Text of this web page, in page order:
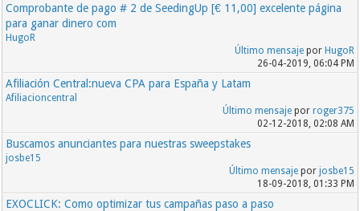
Comprobante de pago # 2 de SeedingUp [€ 11,00] excelente página
para ganar dinero com
HugoR
Último mensajepor HugoR
26-04-2019, 06:04 PM
Afiliación Central:nueva CPA para España y Latam
Afiliacioncentral
Último mensajepor roger375
02-12-2018, 02:08 AM
Buscamos anunciantes para nuestras sweepstakes
josbe15
Último mensajepor josbe15
18-09-2018, 01:33 PM
EXOCLICK: Como optimizar tus campañas paso a paso